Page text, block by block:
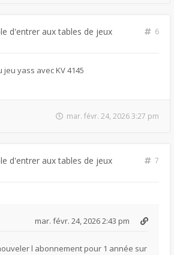
d'entrer aux tables de jeux
6
yass avec KV 4145
mar. févr. 24, 2026 3:27 pm
d'entrer aux tables de jeux
7
mar. févr. 24, 2026 2:43 pm
l abonnement pour 1 année sur